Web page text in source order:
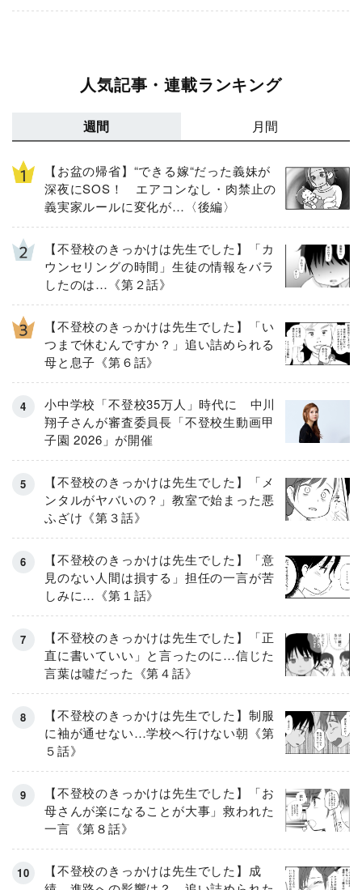
人気記事・連載ランキング
週間 月間
【お盆の帰省】“できる嫁“だった義妹が
深夜にSOS！ エアコンなし・肉禁止の
義実家ルールに変化が…〈後編〉
【不登校のきっかけは先生でした】「カ
ウンセリングの時間」生徒の情報をバラ
したのは…《第２話》
【不登校のきっかけは先生でした】「い
つまで休むんですか？」追い詰められる
母と息子《第６話》
小中学校「不登校35万人」時代に 中川
翔子さんが審査委員長「不登校生動画甲
子園 2026」が開催
【不登校のきっかけは先生でした】「メ
ンタルがヤバいの？」教室で始まった悪
ふざけ《第３話》
【不登校のきっかけは先生でした】「意
見のない人間は損する」担任の一言が苦
しみに…《第１話》
【不登校のきっかけは先生でした】「正
直に書いていい」と言ったのに…信じた
言葉は噓だった《第４話》
【不登校のきっかけは先生でした】制服
に袖が通せない…学校へ行けない朝《第
５話》
【不登校のきっかけは先生でした】「お
母さんが楽になることが大事」救われた
一言《第８話》
【不登校のきっかけは先生でした】成